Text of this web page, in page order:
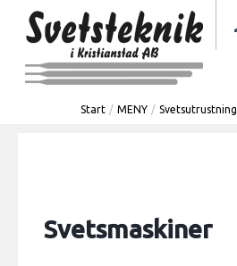
Start / MENY / Svetsutrustning
Svetsmaskiner